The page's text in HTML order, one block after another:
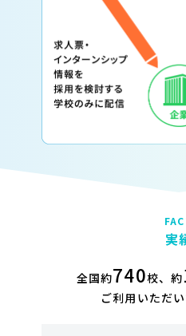
実
全国約740校、約
ご利用いただい